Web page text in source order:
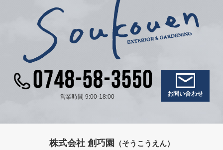
営業時間 9:00-18:00 お問い合わせ
株式会社 創巧園 （そうこうえん）